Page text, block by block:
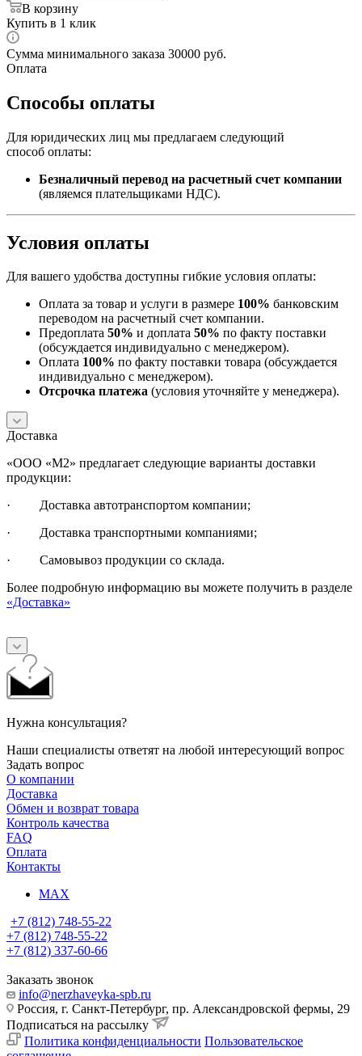
В корзину
Купить в 1 клик
Сумма минимального заказа 30000 руб.
Оплата
Способы оплаты
Для юридических лиц мы предлагаем следующий
способ оплаты:
Безналичный перевод на расчетный счет компании
(являемся плательщиками НДС).
Условия оплаты
Для вашего удобства доступны гибкие условия оплаты:
Оплата за товар и услуги в размере 100% банковским
переводом на расчетный счет компании.
Предоплата 50% и доплата 50% по факту поставки
(обсуждается индивидуально с менеджером).
Оплата 100% по факту поставки товара (обсуждается
индивидуально с менеджером).
Отсрочка платежа (условия уточняйте у менеджера).
Доставка
«ООО «М2» предлагает следующие варианты доставки
продукции:
· Доставка автотранспортом компании;
· Доставка транспортными компаниями;
· Самовывоз продукции со склада.
Более подробную информацию вы можете получить в разделе
«Доставка»
Нужна консультация?
Наши специалисты ответят на любой интересующий вопрос
Задать вопрос
О компании
Доставка
Обмен и возврат товара
Контроль качества
FAQ
Оплата
Контакты
MAX
+7 (812) 748-55-22
+7 (812) 748-55-22
+7 (812) 337-60-66
Заказать звонок
info@nerzhaveyka-spb.ru
Россия, г. Санкт-Петербург, пр. Александровской фермы, 29
Подписаться на рассылку
Политика конфиденциальности Пользовательское